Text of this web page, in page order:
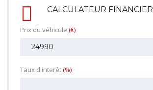
CALCULATEUR FINANCIER
Prix du véhicule (€)
Taux d'interêt(%)